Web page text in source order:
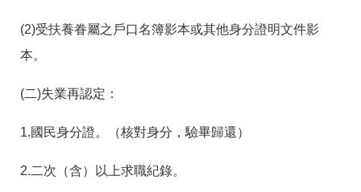
(2)受扶養眷屬之戶口名簿影本或其他身分證明文件影
本。
(二)失業再認定：
1.國民身分證。（核對身分，驗畢歸還）
2.二次（含）以上求職紀錄。